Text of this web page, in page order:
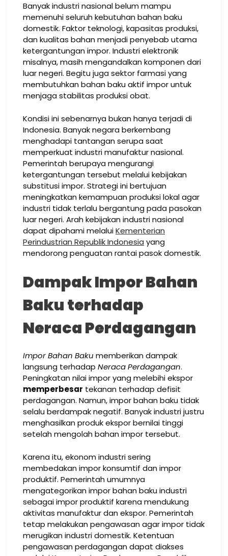
Banyak industri nasional belum mampu
memenuhi seluruh kebutuhan bahan baku
domestik. Faktor teknologi, kapasitas produksi,
dan kualitas bahan menjadi penyebab utama
ketergantungan impor. Industri elektronik
misalnya, masih mengandalkan komponen dari
luar negeri. Begitu juga sektor farmasi yang
membutuhkan bahan baku aktif impor untuk
menjaga stabilitas produksi obat.
Kondisi ini sebenarnya bukan hanya terjadi di
Indonesia. Banyak negara berkembang
menghadapi tantangan serupa saat
memperkuat industri manufaktur nasional.
Pemerintah berupaya mengurangi
ketergantungan tersebut melalui kebijakan
substitusi impor. Strategi ini bertujuan
meningkatkan kemampuan produksi lokal agar
industri tidak terlalu bergantung pada pasokan
luar negeri. Arah kebijakan industri nasional
dapat dipahami melaluiKementerian
Perindustrian Republik Indonesia yang
mendorong penguatan rantai pasok domestik.
Dampak Impor Bahan
Baku terhadap
Neraca Perdagangan
Impor Bahan Baku memberikan dampak
langsung terhadap Neraca Perdagangan.
Peningkatan nilai impor yang melebihi ekspor
memperbesar tekanan terhadap defisit
perdagangan. Namun, impor bahan baku tidak
selalu berdampak negatif. Banyak industri justru
menghasilkan produk ekspor bernilai tinggi
setelah mengolah bahan impor tersebut.
Karena itu, ekonom industri sering
membedakan impor konsumtif dan impor
produktif. Pemerintah umumnya
mengategorikan impor bahan baku industri
sebagai impor produktif karena mendukung
aktivitas manufaktur dan ekspor. Pemerintah
tetap melakukan pengawasan agar impor tidak
merugikan industri domestik. Ketentuan
pengawasan perdagangan dapat diakses